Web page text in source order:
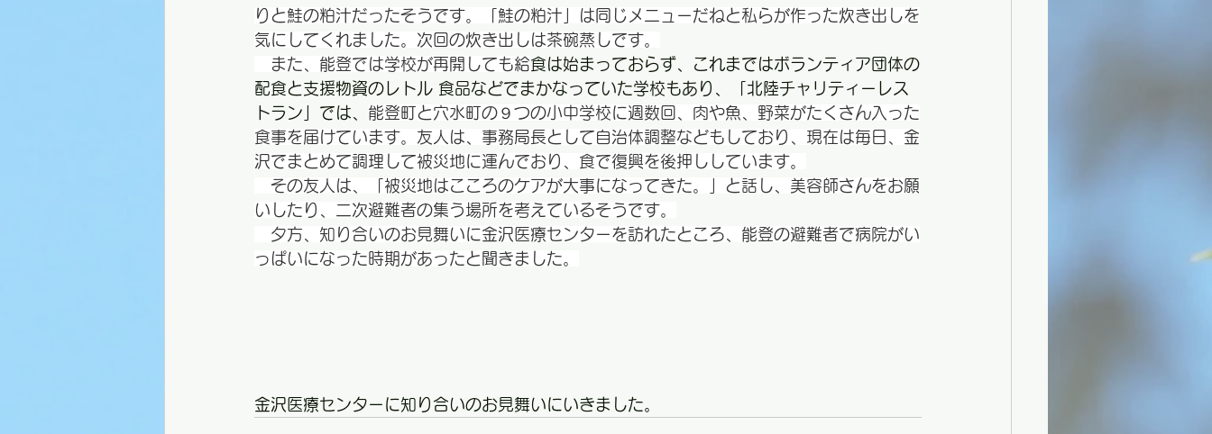
りと鮭の粕汁だったそうです。「鮭の粕汁」は同じメニューだねと私らが作った炊き出しを
気にしてくれました。次回の炊き出しは茶碗蒸しです。
また、能登では学校が再開しても給食は始まっておらず、これまではボランティア団体の
配食と支援物資のレトル 食品などでまかなっていた学校もあり、「北陸チャリティーレス
トラン」では、 能登町と穴水町の９つの小中学校に週数回、肉や魚、野菜がたくさん入った
食事を届けています。友人は、事務局長として自治体調整などもしており、現在は毎日、金
沢でまとめて調理して被災地に運んでおり、食で復興を後押ししています。
その友人は、「被災地はこころのケアが大事になってきた。」と話し、美容師さんをお願
いしたり、二次避難者の集う場所を考えているそうです。
夕方、知り合いのお見舞いに金沢医療センターを訪れたところ、能登の避難者で病院がい
っぱいになった時期があったと聞きました。
金沢医療センターに知り合いのお見舞いにいきました。